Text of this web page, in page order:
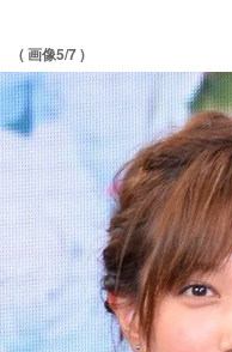
( 画像5/7 )